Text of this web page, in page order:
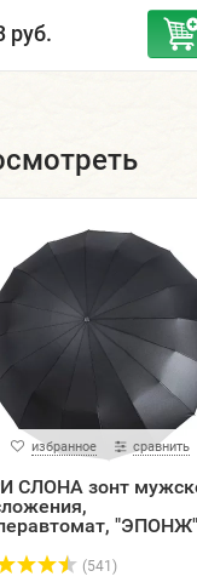
руб.
избранное сравнить
СЛОНА зонт
(541)